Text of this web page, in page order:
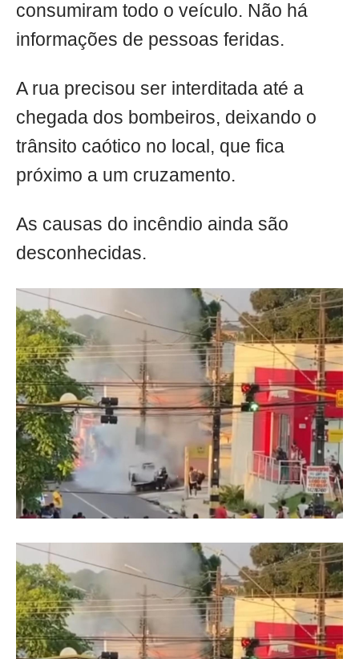
consumiram todo o veículo. Não há
informações de pessoas feridas.
A rua precisou ser interditada até a
chegada dos bombeiros, deixando o
trânsito caótico no local, que fica
próximo a um cruzamento.
As causas do incêndio ainda são
desconhecidas.